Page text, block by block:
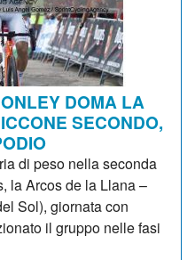
DOMA LA
SECONDO,
di peso nella seconda
la Arcos de la Llana –
Sol), giornata con
il gruppo nelle fasi